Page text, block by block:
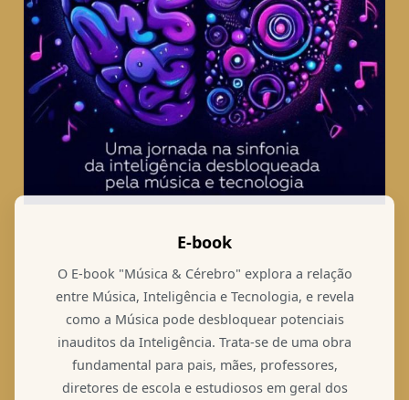
E-book
O E-book "Música & Cérebro" explora a relação
entre Música, Inteligência e Tecnologia, e revela
como a Música pode desbloquear potenciais
inauditos da Inteligência. Trata-se de uma obra
fundamental para pais, mães, professores,
diretores de escola e estudiosos em geral dos